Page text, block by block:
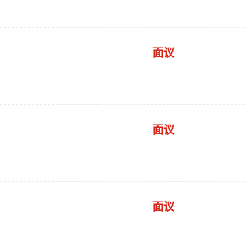
面议
面议
面议